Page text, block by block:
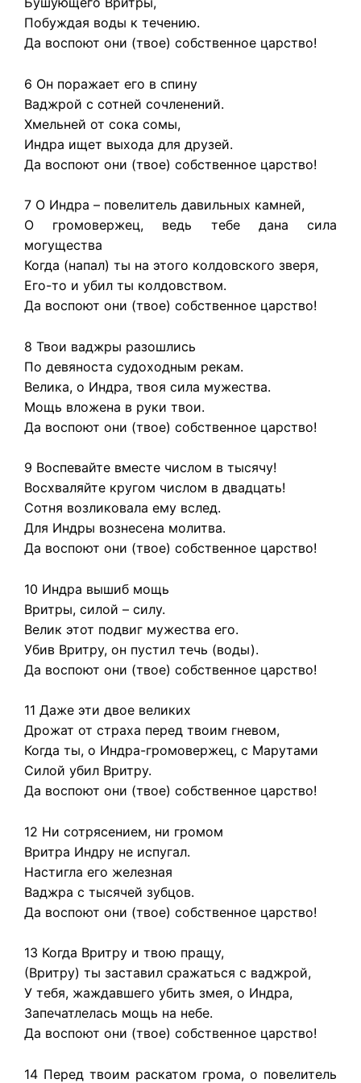
Побуждая воды к течению.
Да воспоют они (твое) собственное царство!
6 Он поражает его в спину
Ваджрой с сотней сочленений.
Хмельней от сока сомы,
Индра ищет выхода для друзей.
Да воспоют они (твое) собственное царство!
7 О Индра – повелитель давильных камней,
О громовержец, ведь тебе дана сила
могущества
Когда (напал) ты на этого колдовского зверя,
Его-то и убил ты колдовством.
Да воспоют они (твое) собственное царство!
8 Твои ваджры разошлись
По девяноста судоходным рекам.
Велика, о Индра, твоя сила мужества.
Мощь вложена в руки твои.
Да воспоют они (твое) собственное царство!
9 Воспевайте вместе числом в тысячу!
Восхваляйте кругом числом в двадцать!
Сотня возликовала ему вслед.
Для Индры вознесена молитва.
Да воспоют они (твое) собственное царство!
10 Индра вышиб мощь
Вритры, силой – силу.
Велик этот подвиг мужества его.
Убив Вритру, он пустил течь (воды).
Да воспоют они (твое) собственное царство!
11 Даже эти двое великих
Дрожат от страха перед твоим гневом,
Когда ты, о Индра-громовержец, с Марутами
Силой убил Вритру.
Да воспоют они (твое) собственное царство!
12 Ни сотрясением, ни громом
Вритра Индру не испугал.
Настигла его железная
Ваджра с тысячей зубцов.
Да воспоют они (твое) собственное царство!
13 Когда Вритру и твою пращу,
(Вритру) ты заставил сражаться с ваджрой,
У тебя, жаждавшего убить змея, о Индра,
Запечатлелась мощь на небе.
Да воспоют они (твое) собственное царство!
14 Перед твоим раскатом грома, о повелитель